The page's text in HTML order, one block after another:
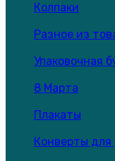
Колпаки
Разное из
Упаковочная
8 Марта
Плакаты
Конверты для